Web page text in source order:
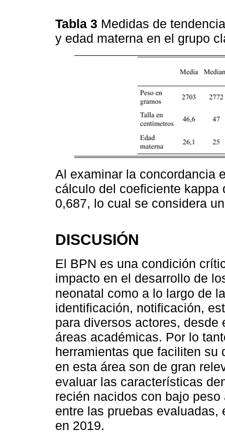
Tabla 3 Medidas de
y edad materna en el grupo
Al examinar la concordancia
cálculo del coeficiente
0,687, lo cual se considera
DISCUSIÓN
El BPN es una condición
impacto en el desarrollo de
neonatal como a lo largo de
identificación, notificación,
para diversos actores,
áreas académicas. Por lo
herramientas que faciliten su
en esta área son de gran
evaluar las características
recién nacidos con bajo
entre las pruebas
en 2019.